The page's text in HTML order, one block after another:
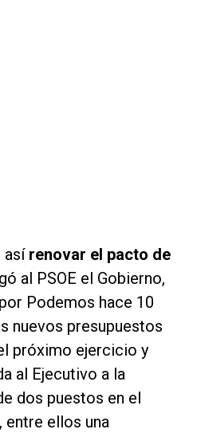
así renovar el pacto de
al PSOE el Gobierno,
Podemos hace 10
nuevos presupuestos
próximo ejercicio y
al Ejecutivo a la
dos puestos en el
entre ellos una